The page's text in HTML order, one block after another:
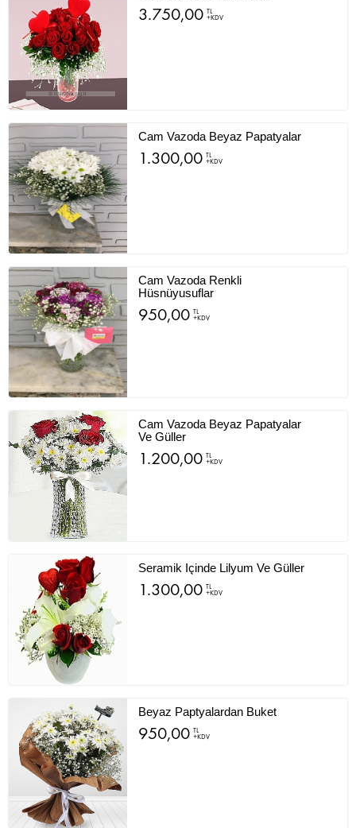
3.750,00 TL
+KDV
Cam Vazoda Beyaz Papatyalar
1.300,00 TL
+KDV
Cam Vazoda Renkli
Hüsnüyusuflar
950,00 TL
+KDV
Cam Vazoda Beyaz Papatyalar
Ve Güller
1.200,00 TL
+KDV
Seramik Içinde Lilyum Ve Güller
1.300,00 TL
+KDV
Beyaz Paptyalardan Buket
950,00 TL
+KDV